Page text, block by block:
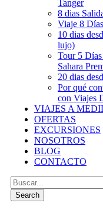
Tanger
8 dias
Viaje 8
10 dias
lujo)
Tour 5
Sahara
20 dias
Por qué
con Viajes
VIAJES A
OFERTAS
EXCURSIONES
NOSOTROS
BLOG
CONTACTO